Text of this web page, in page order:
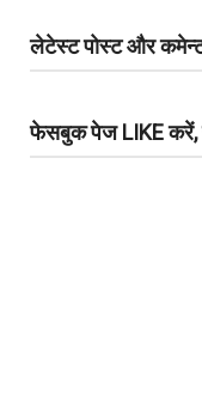
लेटेस्ट पोस्ट और
फेसबुक पेज LIKE करें,